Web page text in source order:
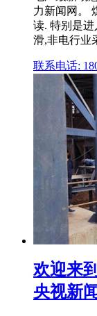
力新闻网。
读. 特别是
滑,非电行业
联系电话:
欢迎来
央视新